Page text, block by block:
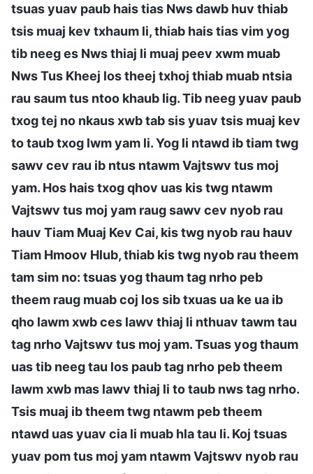
tsuas yuav paub hais tias Nws dawb huv thiab
tsis muaj kev txhaum li, thiab hais tias vim yog
tib neeg es Nws thiaj li muaj peev xwm muab
Nws Tus Kheej los theej txhoj thiab muab ntsia
rau saum tus ntoo khaub lig. Tib neeg yuav paub
txog tej no nkaus xwb tab sis yuav tsis muaj kev
to taub txog lwm yam li. Yog li ntawd ib tiam twg
sawv cev rau ib ntus ntawm Vajtswv tus moj
yam. Hos hais txog qhov uas kis twg ntawm
Vajtswv tus moj yam raug sawv cev nyob rau
hauv Tiam Muaj Kev Cai, kis twg nyob rau hauv
Tiam Hmoov Hlub, thiab kis twg nyob rau theem
tam sim no: tsuas yog thaum tag nrho peb
theem raug muab coj los sib txuas ua ke ua ib
qho lawm xwb ces lawv thiaj li nthuav tawm tau
tag nrho Vajtswv tus moj yam. Tsuas yog thaum
uas tib neeg tau los paub tag nrho peb theem
lawm xwb mas lawv thiaj li to taub nws tag nrho.
Tsis muaj ib theem twg ntawm peb theem
ntawd uas yuav cia li muab hla tau li. Koj tsuas
yuav pom tus moj yam ntawm Vajtswv nyob rau